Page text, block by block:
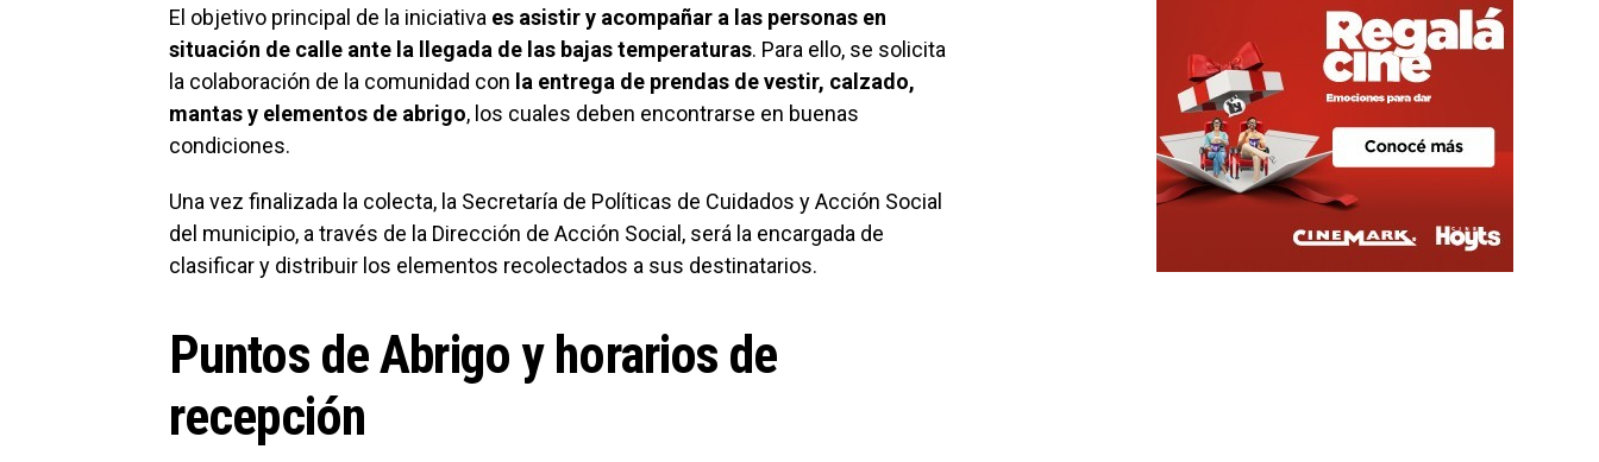
El objetivo principal de la iniciativa es asistir y acompañar a las personas en
situación de calle ante la llegada de las bajas temperaturas. Para ello, se solicita
la colaboración de la comunidad con la entrega de prendas de vestir, calzado,
mantas y elementos de abrigo, los cuales deben encontrarse en buenas
condiciones.
Una vez finalizada la colecta, la Secretaría de Políticas de Cuidados y Acción Social
del municipio, a través de la Dirección de Acción Social, será la encargada de
clasificar y distribuir los elementos recolectados a sus destinatarios.
Puntos de Abrigo y horarios de
recepción